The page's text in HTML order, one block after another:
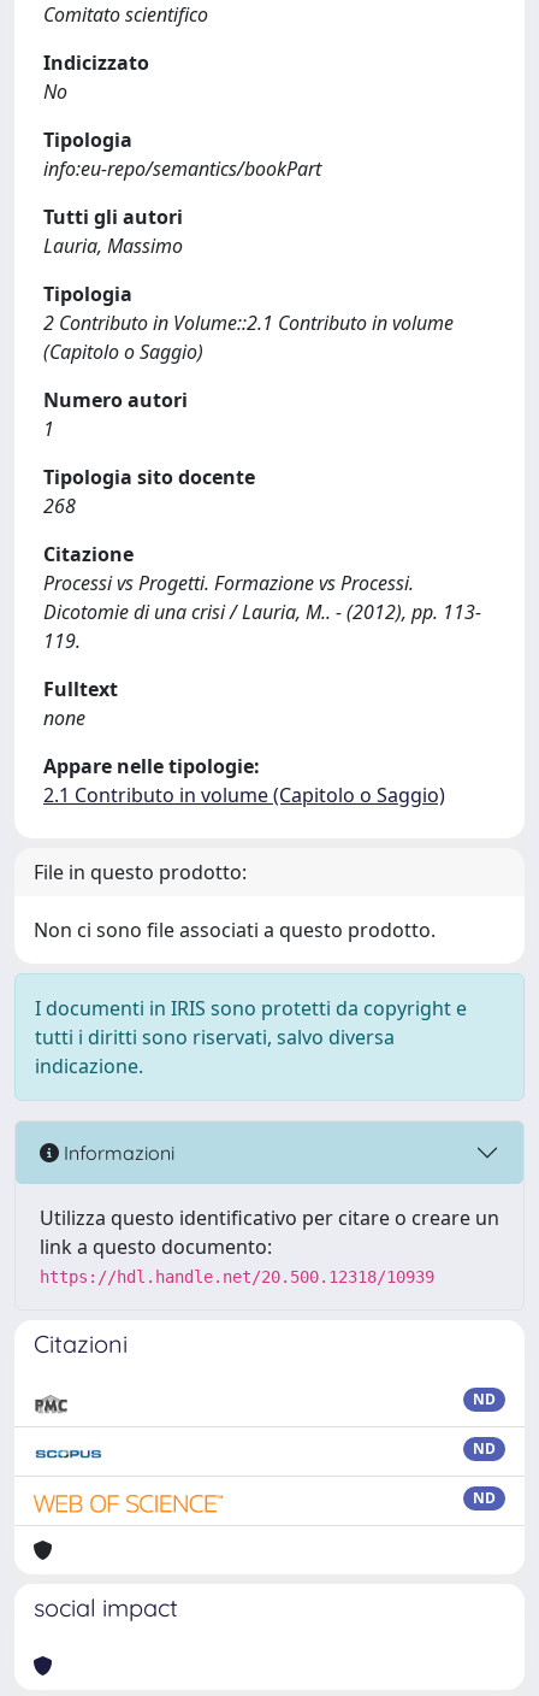
Comitato scientifico
Indicizzato
No
Tipologia
info:eu-repo/semantics/bookPart
Tutti gli autori
Lauria, Massimo
Tipologia
2 Contributo in Volume::2.1 Contributo in volume
(Capitolo o Saggio)
Numero autori
1
Tipologia sito docente
268
Citazione
Processi vs Progetti. Formazione vs Processi.
Dicotomie di una crisi / Lauria, M.. - (2012), pp. 113-
119.
Fulltext
none
Appare nelle tipologie:
2.1 Contributo in volume (Capitolo o Saggio)
File in questo prodotto:
Non ci sono file associati a questo prodotto.
I documenti in IRIS sono protetti da copyright e
tutti i diritti sono riservati, salvo diversa
indicazione.
Informazioni
Utilizza questo identificativo per citare o creare un
link a questo documento:
https://hdl.handle.net/20.500.12318/10939
Citazioni
ND
ND
ND
social impact